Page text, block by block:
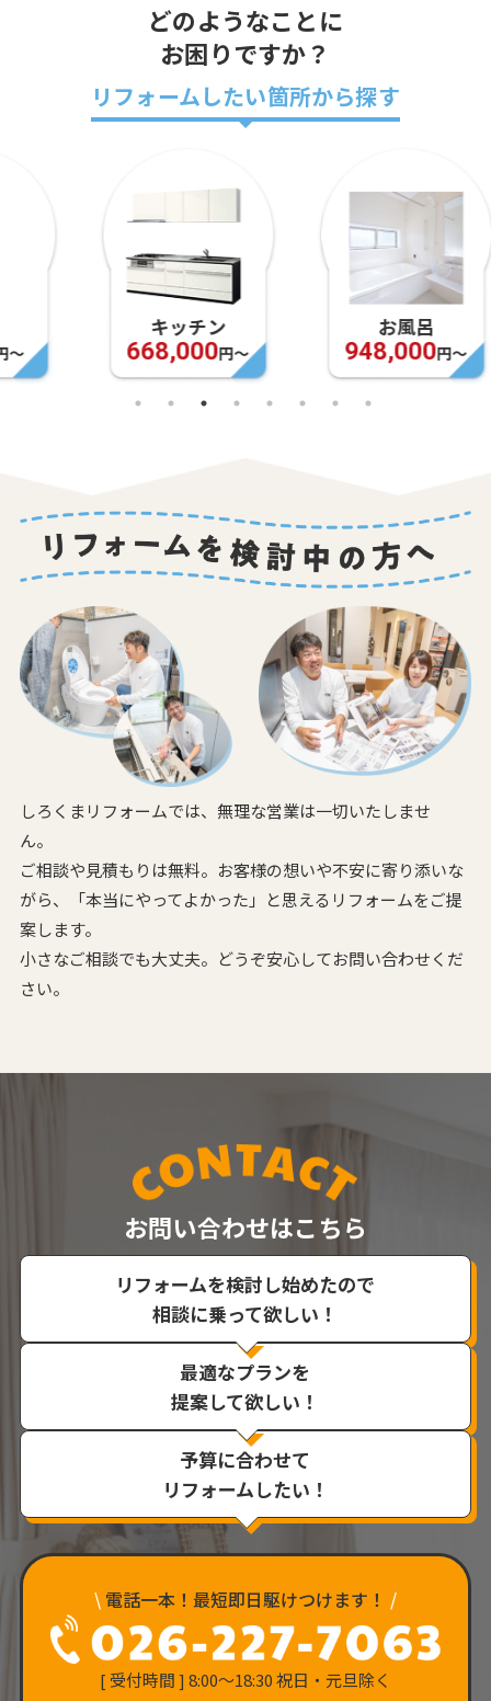
どのようなことに
お困りですか？
リフォームしたい箇所から探す
キッチン
668,000円〜
お風呂
948,000円〜
しろくまリフォームでは、無理な営業は一切いたしませ
ん。
ご相談や見積もりは無料。お客様の想いや不安に寄り添いな
がら、
「本当にやってよかった」と思えるリフォームをご提
案します。
小さなご相談でも大丈夫。どうぞ安心してお問い合わせくだ
さい。
お問い合わせはこちら
リフォームを検討し始めたので
相談に乗って欲しい！
最適なプランを
提案して欲しい！
予算に合わせて
リフォームしたい！
\ 電話一本！最短即日駆けつけます！ /
[ 受付時間 ] 8:00〜18:30 祝日・元旦除く